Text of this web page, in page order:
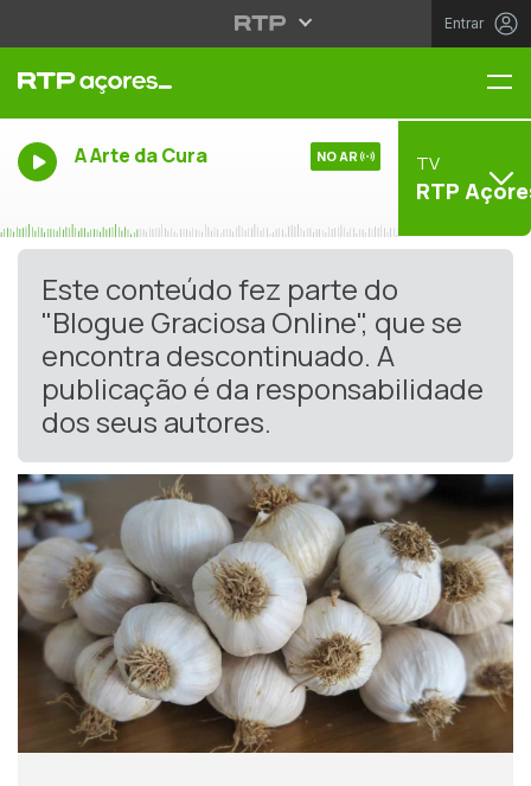
Entrar
A Arte da Cura NO AR TV
RTP
Este conteúdo fez parte do
"Blogue Graciosa Online", que se
encontra descontinuado. A
publicação é da responsabilidade
dos seus autores.